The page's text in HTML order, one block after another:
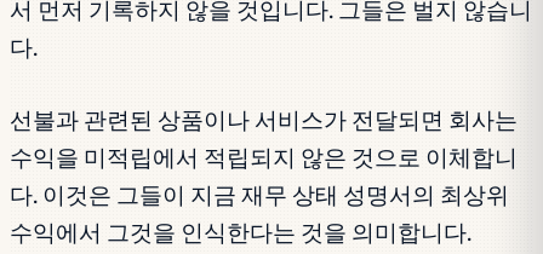
서 먼저 기록하지 않을 것입니다. 그들은 벌지 않습니
다.
선불과 관련된 상품이나 서비스가 전달되면 회사는
수익을 미적립에서 적립되지 않은 것으로 이체합니
다. 이것은 그들이 지금 재무 상태 성명서의 최상위
수익에서 그것을 인식한다는 것을 의미합니다.